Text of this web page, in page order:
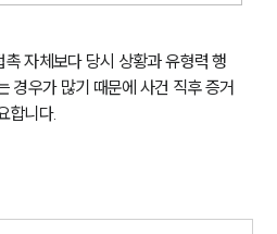
자체보다 당시 상황과 유형력 행
경우가 많기 때문에 사건 직후 증거
합니다.